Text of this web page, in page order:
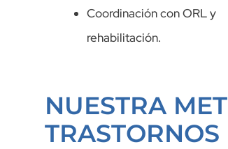
Coordinación con ORL y
rehabilitación.
NUESTRA